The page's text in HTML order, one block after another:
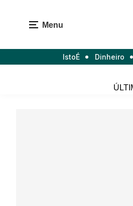
Menu
IstoÉ Dinheiro